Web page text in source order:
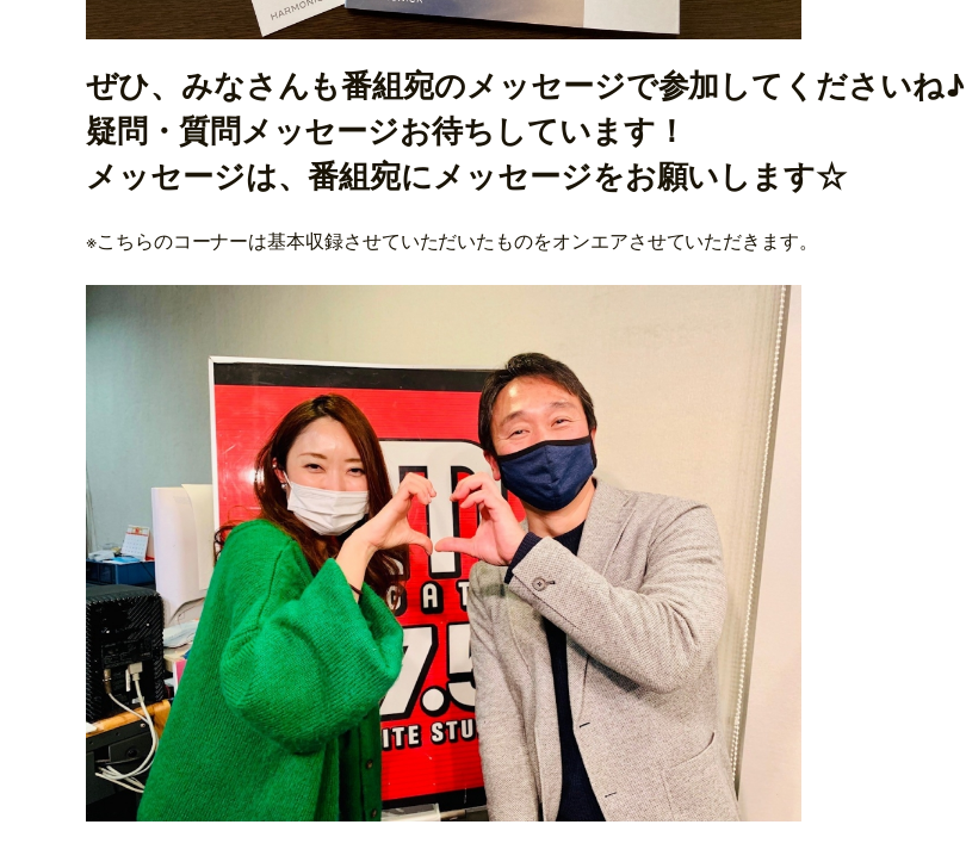
ぜひ、みなさんも番組宛のメッセージで参加してくださいね♪
疑問・質問メッセージお待ちしています！
メッセージは、番組宛にメッセージをお願いします☆
※こちらのコーナーは基本収録させていただいたものをオンエアさせていただきます。